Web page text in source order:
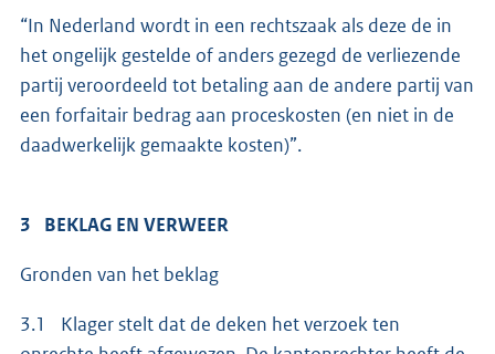
“In Nederland wordt in een rechtszaak als deze de in
het ongelijk gestelde of anders gezegd de verliezende
partij veroordeeld tot betaling aan de andere partij van
een forfaitair bedrag aan proceskosten (en niet in de
daadwerkelijk gemaakte kosten)”.
3 BEKLAG EN VERWEER
Gronden van het beklag
3.1 Klager stelt dat de deken het verzoek ten